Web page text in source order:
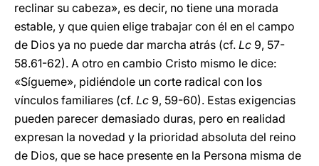
reclinar su cabeza», es decir, no tiene una morada
estable, y que quien elige trabajar con él en el campo
de Dios ya no puede dar marcha atrás (cf. Lc 9, 57-
58.61-62). A otro en cambio Cristo mismo le dice:
«Sígueme», pidiéndole un corte radical con los
vínculos familiares (cf. Lc 9, 59-60). Estas exigencias
pueden parecer demasiado duras, pero en realidad
expresan la novedad y la prioridad absoluta del reino
de Dios, que se hace presente en la Persona misma de